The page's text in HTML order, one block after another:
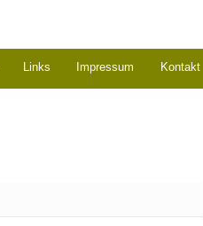
Links Impressum Kontakt